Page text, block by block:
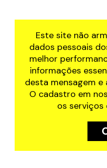
Este site não
dados pessoais
melhor
informações
desta mensagem e
O cadastro em
os serviços